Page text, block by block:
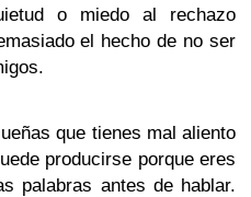
o miedo al rechazo
el hecho de no ser
que tienes mal aliento
producirse porque eres
palabras antes de hablar.